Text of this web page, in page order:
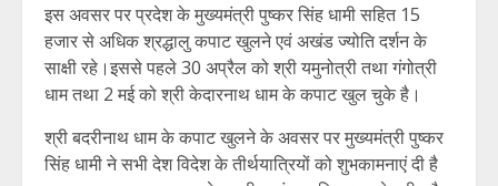
इस अवसर पर प्रदेश के मुख्यमंत्री पुष्कर सिंह धामी सहित 15
हजार से अधिक श्रद्धालु कपाट खुलने एवं अखंड ज्योति दर्शन के
साक्षी रहे।इससे पहले 30 अप्रैल को श्री यमुनोत्री तथा गंगोत्री
धाम तथा 2 मई को श्री केदारनाथ धाम के कपाट खुल चुके है।
श्री बदरीनाथ धाम के कपाट खुलने के अवसर पर मुख्यमंत्री पुष्कर
सिंह धामी ने सभी देश विदेश के तीर्थयात्रियों को शुभकामनाएं दी है